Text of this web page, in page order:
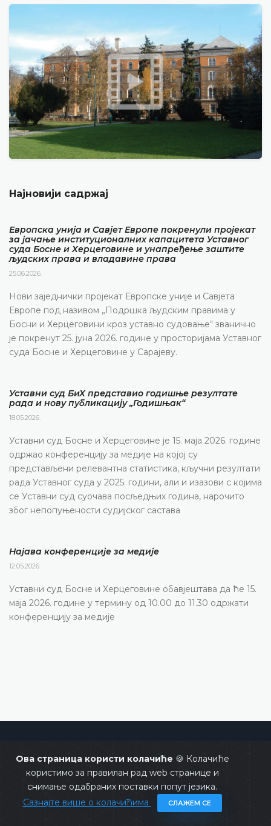
Ова страница користи колачиће 🍪 Колачиће
користимо за правилан рад web странице и
снимање одабраних поставки попут језика.
Сазнајте више о колачићима
СЛАЖЕМ СЕ
Најновији садржај
Европска унија и Савјет Европе покренули пројекат
за јачање институционалних капацитета Уставног
суда Босне и Херцеговине и унапређење заштите
људских права и владавине права
25.06.2026.
Нови заједнички пројекат Европске уније и Савјета
Европе под називом „Подршка људским правима у
Босни и Херцеговини кроз уставно судовање“ званично
је покренут 25. јуна 2026. године у просторијама Уставног
суда Босне и Херцеговине у Сарајеву.
Уставни суд БиХ представио годишње резултате
рада и нову публикацију „Годишњак“
18.05.2026.
Уставни суд Босне и Херцеговине је 15. маја 2026. године
одржао конференцију за медије на којој су
представљени релевантна статистика, кључни резултати
рада Уставног суда у 2025. години, али и изазови с којима
се Уставни суд суочава посљедњих година, нарочито
због непопуњености судијског састава
Најава конференције за медије
12.05.2026.
Уставни суд Босне и Херцеговине обавјештава да ће 15.
маја 2026. године у термину од 10.00 до 11.30 одржати
конференцију за медије
Copyrights @ 2026Уставни суд БиХСва права задржана.